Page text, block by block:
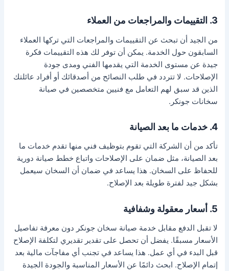
3. التقييمات والمراجعات من العملاء
من الجيد أن تبحث عن التقييمات والمراجعات التي تركها العملاء
السابقون حول الخدمة. يمكن أن توفر لك هذه التقييمات فكرة
جيدة عن مستوى الخدمة التي يقدمها الفني ومدى جودة
الإصلاحات. لا تتردد في طلب النصائح من أصدقائك أو أفراد عائلتك
الذين قد سبق لهم التعامل مع فنيين متخصصين في صيانة
سخانات جونكر.
4. خدمات ما بعد الصيانة
تأكد من أن الشركة التي تقوم بتوظيف فني منها تقدم خدمات ما
بعد الصيانة، مثل ضمان على الإصلاحات واتباع خطط صيانة دورية
للحفاظ على السخان. هذا يساعد في ضمان أن السخان سيعمل
بشكل جيد لفترة طويلة بعد الإصلاح.
5. أسعار معقولة وشفافية
لا تقبل الدفع مقابل خدمة صيانة سخان جونكر دون معرفة تفاصيل
الأسعار مسبقًا. يفضل أن تحصل على تقدير تقديري لتكلفة الإصلاح
قبل البدء في أي عمل. هذا يساعد في تجنب أي مفاجآت مالية بعد
إتمام الإصلاح. ابحث دائمًا عن الأسعار المناسبة والجودة الجيدة